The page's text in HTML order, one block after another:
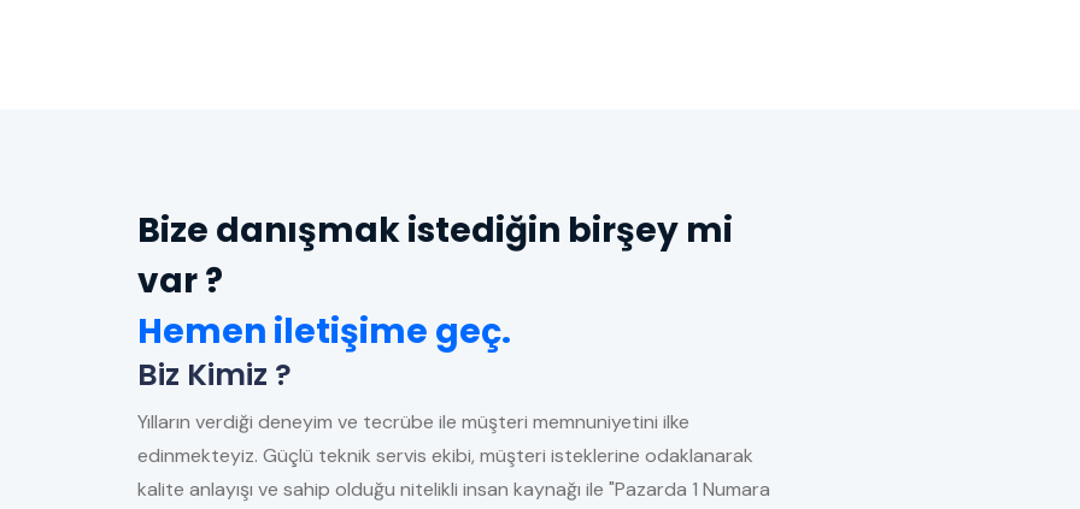
Bize danışmak istediğin birşey mi
var ?
Hemen iletişime geç.
Biz Kimiz ?
Yılların verdiği deneyim ve tecrübe ile müşteri memnuniyetini ilke
edinmekteyiz. Güçlü teknik servis ekibi, müşteri isteklerine odaklanarak
kalite anlayışı ve sahip olduğu nitelikli insan kaynağı ile "Pazarda 1 Numara